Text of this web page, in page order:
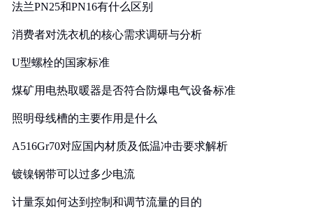
法兰PN25和PN16有什么区别
消费者对洗衣机的核心需求调研与分析
U型螺栓的国家标准
煤矿用电热取暖器是否符合防爆电气设备标准
照明母线槽的主要作用是什么
A516Gr70对应国内材质及低温冲击要求解析
镀镍钢带可以过多少电流
计量泵如何达到控制和调节流量的目的